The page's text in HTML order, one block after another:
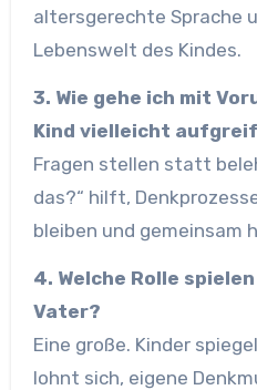
altersgerechte Sprache
Lebenswelt des Kindes.
3. Wie gehe ich mit
Kind vielleicht
Fragen stellen statt
das?“ hilft,
bleiben und gemeinsam
4. Welche Rolle
Vater?
Eine große. Kinder
lohnt sich, eigene